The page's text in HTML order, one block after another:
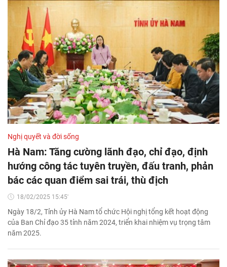
Nghị quyết và đời sống
Hà Nam: Tăng cường lãnh đạo, chỉ đạo, định
hướng công tác tuyên truyền, đấu tranh, phản
bác các quan điểm sai trái, thù địch
18/02/2025 15:45'
Ngày 18/2, Tỉnh ủy Hà Nam tổ chức Hội nghị tổng kết hoạt động
của Ban Chỉ đạo 35 tỉnh năm 2024, triển khai nhiệm vụ trọng tâm
năm 2025.